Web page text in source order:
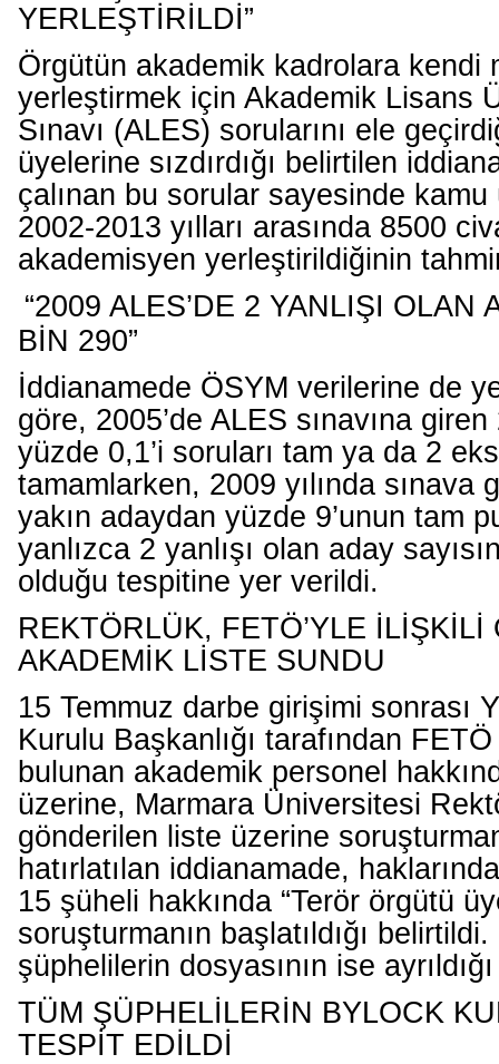
YERLEŞTİRİLDİ”
Örgütün akademik kadrolara kendi
yerleştirmek için Akademik Lisans
Sınavı (ALES) sorularını ele
üyelerine sızdırdığı belirtilen
çalınan bu sorular sayesinde
2002-2013 yılları arasında 8500
akademisyen yerleştirildiğinin
“2009 ALES’DE 2 YANLIŞI OLAN
BİN 290”
İddianamede ÖSYM verilerine de
göre, 2005’de ALES sınavına
yüzde 0,1’i soruları tam ya da 2
tamamlarken, 2009 yılında sınava
yakın adaydan yüzde 9’unun tam
yanlızca 2 yanlışı olan aday
olduğu tespitine yer verildi.
REKTÖRLÜK, FETÖ’YLE İLİŞKİLİ
AKADEMİK LİSTE SUNDU
15 Temmuz darbe girişimi sonrası
Kurulu Başkanlığı tarafından
bulunan akademik personel
üzerine, Marmara Üniversitesi
gönderilen liste üzerine
hatırlatılan iddianamade,
15 şüheli hakkında “Terör örgütü
soruşturmanın başlatıldığı
şüphelilerin dosyasının ise
TÜM ŞÜPHELİLERİN BYLOCK
TESPİT EDİLDİ